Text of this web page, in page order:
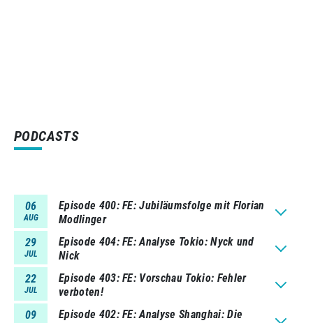
PODCASTS
06
AUG
Episode 400 FE: Jubiläumsfolge mit Florian
Modlinger
29
JUL
Episode 404 FE: Analyse Tokio: Nyck und
Nick
22
JUL
Episode 403 FE: Vorschau Tokio: Fehler
verboten!
09
Episode 402 FE: Analyse Shanghai: Die